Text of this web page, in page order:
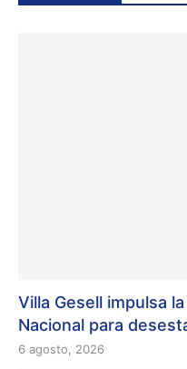
Villa Gesell impulsa
Nacional para
6 agosto, 2026